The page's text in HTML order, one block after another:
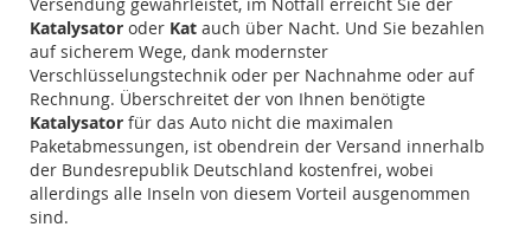
Versendung gewährleistet, im Notfall erreicht Sie der
Katalysator oder Kat auch über Nacht. Und Sie bezahlen
auf sicherem Wege, dank modernster
Verschlüsselungstechnik oder per Nachnahme oder auf
Rechnung. Überschreitet der von Ihnen benötigte
Katalysator für das Auto nicht die maximalen
Paketabmessungen, ist obendrein der Versand innerhalb
der Bundesrepublik Deutschland kostenfrei, wobei
allerdings alle Inseln von diesem Vorteil ausgenommen
sind.